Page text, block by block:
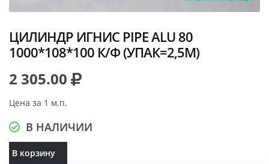
ЦИЛИНДР ИГНИС PIPE ALU 80
1000*108*100 К/Ф (УПАК=2,5М)
2 305.00
Цена за 1 м.п.
В НАЛИЧИИ
В корзину